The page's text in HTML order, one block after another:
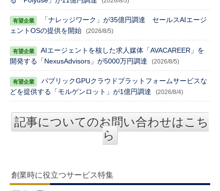
「ナレッジワーク」が35億円調達 セールスAIエージ
ェントOSの提供を開始
(2026/8/5)
AIエージェントを核した求人媒体「AVACAREER」を
開発する「NexusAdvisors」が5000万円調達
(2026/8/5)
パブリックGPUクラウドプラットフォームサービスな
どを提供する「モルゲンロット」が1億円調達
(2026/8/4)
記事についてのお問い合わせはこち
ら
創業時に役立つサービス特集